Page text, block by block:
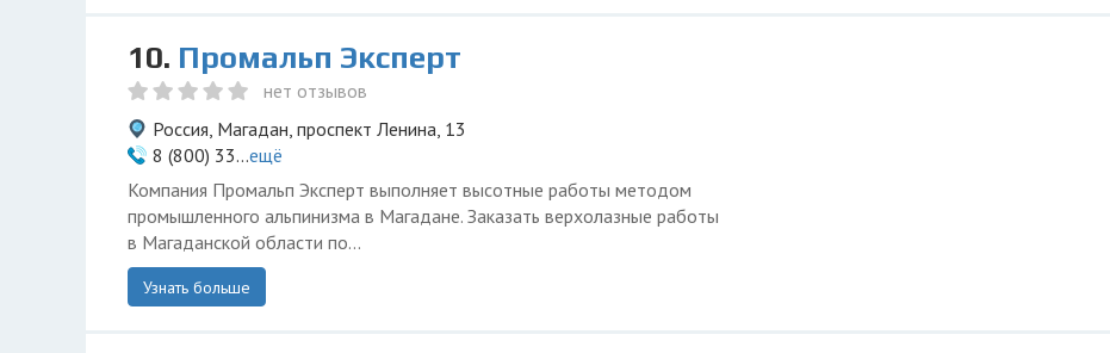
10. Промальп Эксперт
нет отзывов
Россия, Магадан, проспект Ленина, 13
8 (800) 33...ещё
Компания Промальп Эксперт выполняет высотные работы методом
промышленного альпинизма в Магадане. Заказать верхолазные работы
в Магаданской области по...
Узнать больше